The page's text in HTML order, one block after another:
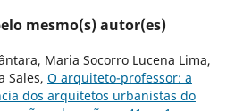
mesmo(s) autor(es)
Maria Socorro Lucena Lima,
Sales, O arquiteto-professor: a
dos arquitetos urbanistas do